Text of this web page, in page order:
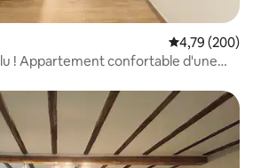
Évaluation
4,79 (200)
! Appartement confortable d'une